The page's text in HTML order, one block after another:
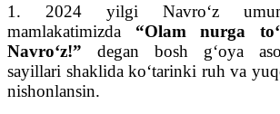
1. 2024 yilgi Navro‘z
mamlakatimizda “Olam nurga
Navro‘z!” degan bosh g‘oya
sayillari shaklida ko‘tarinki ruh va
nishonlansin.